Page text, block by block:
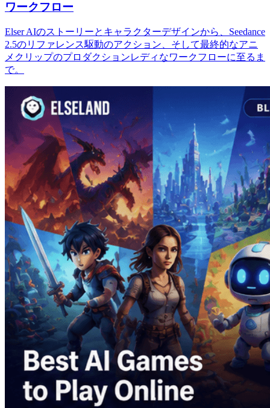
ワークフロー
Elser AIのストーリーとキャラクターデザインから、Seedance
2.5のリファレンス駆動のアクション、そして最終的なアニ
メクリップのプロダクションレディなワークフローに至るま
で。